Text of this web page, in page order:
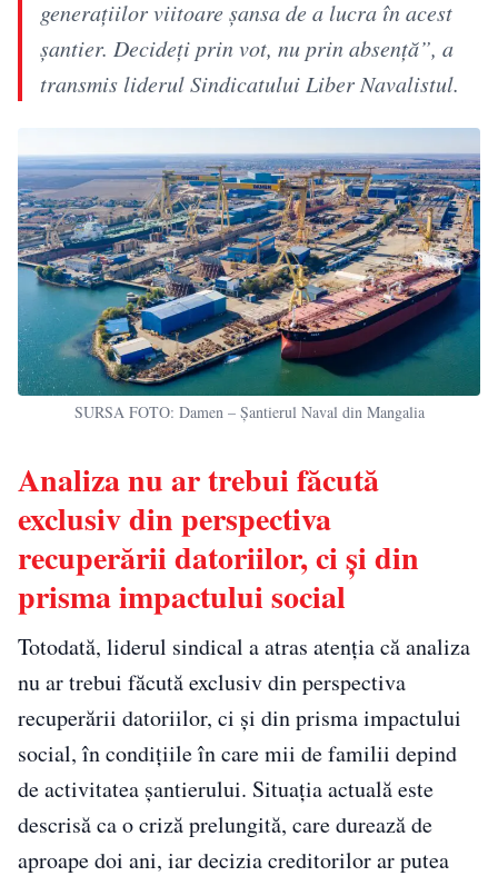
generaţiilor viitoare şansa de a lucra în acest
şantier. Decideţi prin vot, nu prin absenţă”, a
transmis liderul Sindicatului Liber Navalistul.
SURSA FOTO: Damen – Șantierul Naval din Mangalia
Analiza nu ar trebui făcută
exclusiv din perspectiva
recuperării datoriilor, ci și din
prisma impactului social
Totodată, liderul sindical a atras atenția că analiza
nu ar trebui făcută exclusiv din perspectiva
recuperării datoriilor, ci și din prisma impactului
social, în condițiile în care mii de familii depind
de activitatea șantierului. Situația actuală este
descrisă ca o criză prelungită, care durează de
aproape doi ani, iar decizia creditorilor ar putea